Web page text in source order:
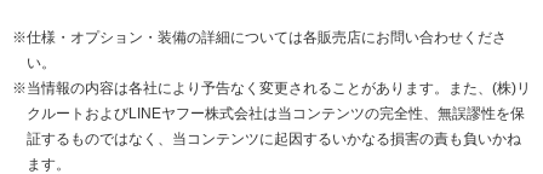
※仕様・オプション・装備の詳細については各販売店にお問い合わせくださ
い。
※当情報の内容は各社により予告なく変更されることがあります。また、(株)リ
クルートおよびLINEヤフー株式会社は当コンテンツの完全性、無誤謬性を保
証するものではなく、当コンテンツに起因するいかなる損害の責も負いかね
ます。